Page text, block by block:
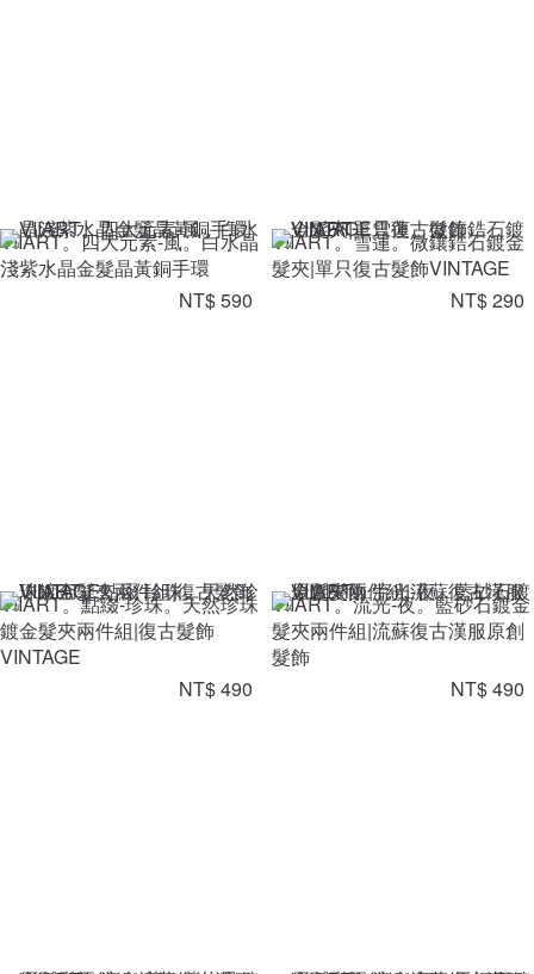
VIIART。四大元素-風。白水晶
淺紫水晶金髮晶黃銅手環
NT$ 590
VIIART。雪蓮。微鑲鋯石鍍金
髮夾|單只復古髮飾VINTAGE
NT$ 290
VIIART。點綴-珍珠。天然珍珠
鍍金髮夾兩件組|復古髮飾
VINTAGE
NT$ 490
VIIART。流光-夜。藍砂石鍍金
髮夾兩件組|流蘇復古漢服原創
髮飾
NT$ 490